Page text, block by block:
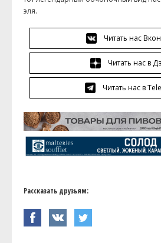
эля.
Читать нас
Читать нас в
Читать нас в
Рассказать друзьям: